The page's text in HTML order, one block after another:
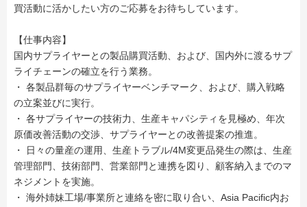
買活動に活かしたい方のご応募をお待ちしています。
【仕事内容】
国内サプライヤーとの製品購買活動、および、国内外に渡るサプ
ライチェーンの確立を行う業務。
・ 各製品群毎のサプライヤーベンチマーク、および、購入戦略
の立案並びに実行。
・ 各サプライヤーの技術力、生産キャパシティを見極め、年次
原価改善活動の交渉、サプライヤーとの改善提案の推進。
・ 日々の量産の運用、生産トラブル/4M変更品発生の際は、生産
管理部門、技術部門、営業部門と連携を図り、顧客納入までのマ
ネジメントを実施。
・ 海外姉妹工場/事業所と連絡を密に取り合い、Asia Pacific内お